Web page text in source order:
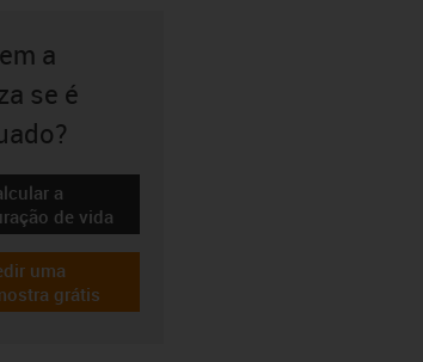
a
se é
lebensdauerrechner
a
de vida
gratismuster
uma
grátis